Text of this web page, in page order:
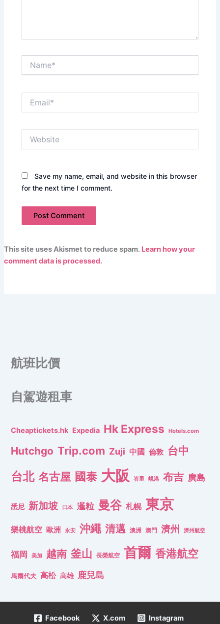
Save my name, email, and website in this browser
for the next time I comment.
This site uses Akismet to reduce spam. Learn how your
comment data is processed.
航班比價
自駕遊租車
Cheaptickets.hk Expedia Hk Express Hotels.com
Hutchgo Trip.com Zuji 中國 倫敦 台中
台北 名古屋 國泰 大阪 峇里 峴港 布吉 廣島
悉尼 新加坡 日本 暹粒 曼谷 札幌 東京
樂桃航空 歐洲 永安 沖繩 清邁 澳洲 澳門 濟州 濟州航空
福岡 美加 越南 釜山 長榮航空 首爾 香港航空
馬爾代夫 高松 高雄 鹿兒島
Facebook X.com Instagram